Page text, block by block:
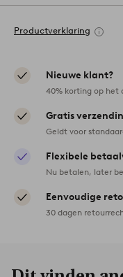
Productverklaring
Nieuwe klant?
40% korting op het
Gratis
Geldt voor
Flexibele
Nu betalen, later
Eenvoudige
30 dagen